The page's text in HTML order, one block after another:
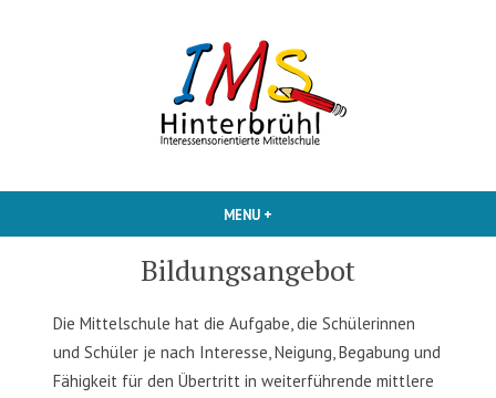
IMS Hinterbruehl
MENU +
Bildungsangebot
Die Mittelschule hat die Aufgabe, die Schülerinnen
und Schüler je nach Interesse, Neigung, Begabung und
Fähigkeit für den Übertritt in weiterführende mittlere